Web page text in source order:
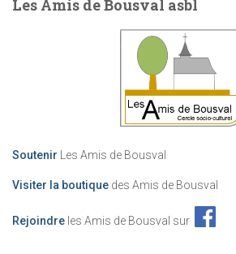
Les Amis de Bousval asbl
Soutenir Les Amis de Bousval
Visiter la boutique des Amis de Bousval
Rejoindre les Amis de Bousval sur